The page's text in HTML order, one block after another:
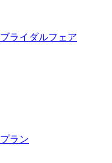
ブライダルフェア
プラン